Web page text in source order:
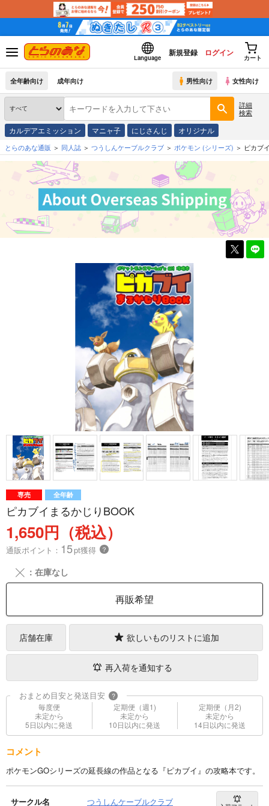
Language
新規登録 ログイン
カート
全年齢向け 成年向け 男性向け 女性向け
詳細
検索
カルデアエミッション マニャ子 にじさんじ オリジナル
とらのあな通販 同人誌 つうしんケーブルクラブ ポケモン (シリーズ) ピカブ
専売 全年齢
ピカブイまるかじりBOOK
1,650円（税込）
通販ポイント： 15pt獲得 ？
╳ ：在庫なし
再販希望
店舗在庫 欲しいものリストに追加
再入荷を通知する
おまとめ目安と発送目安 ?
毎度便
未定から
5日以内に発送
定期便（週1)
未定から
10日以内に発送
定期便（月2)
未定から
14日以内に発送
コメント
ポケモンGOシリーズの延長線の作品となる『ピカブイ』の攻略本です。
サークル名 つうしんケーブルクラブ